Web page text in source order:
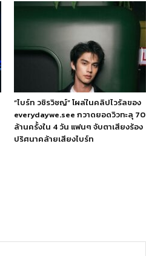
“ไบร์ท วชิรวิชญ์” โผล่ในคลิปไวรัลของ
everydaywe.see กวาดยอดวิวทะลุ 70
ล้านครั้งใน 4 วัน แฟนๆ จับตาเสียงร้อง
ปริศนาคล้ายเสียงไบร์ท